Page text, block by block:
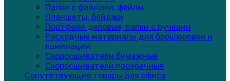
Папки с файлами, файлы
Планшеты, бейджи
Портфели деловые, папки с ручками
Расходные материалы для брошюровки и
ламинации
Скоросшиватели бумажные
Скоросшиватели прозрачные
Сопутствующие товары для офиса